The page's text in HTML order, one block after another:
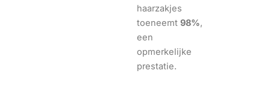
haarzakjes
toeneemt 98%,
een
opmerkelijke
prestatie.